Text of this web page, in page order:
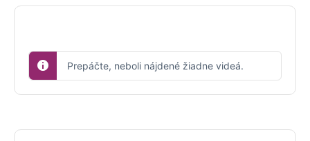
Prepáčte, neboli nájdené žiadne videá.